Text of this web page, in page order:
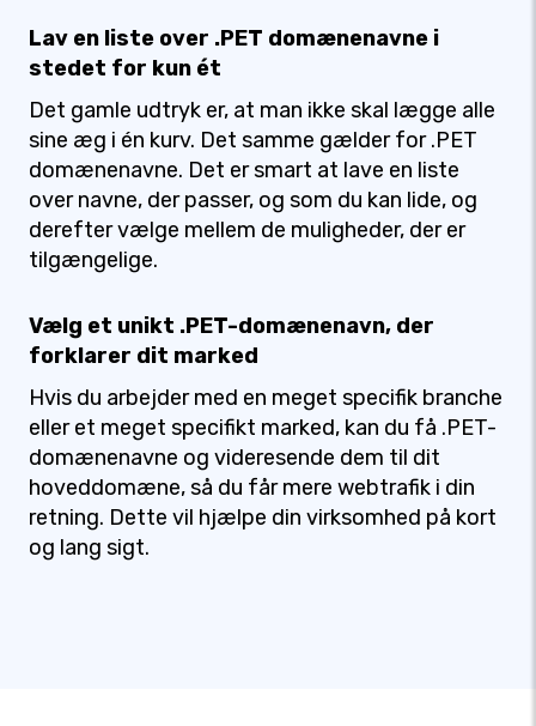
Lav en liste over .PET domænenavne i
stedet for kun ét
Det gamle udtryk er, at man ikke skal lægge alle
sine æg i én kurv. Det samme gælder for .PET
domænenavne. Det er smart at lave en liste
over navne, der passer, og som du kan lide, og
derefter vælge mellem de muligheder, der er
tilgængelige.
Vælg et unikt .PET-domænenavn, der
forklarer dit marked
Hvis du arbejder med en meget specifik branche
eller et meget specifikt marked, kan du få .PET-
domænenavne og videresende dem til dit
hoveddomæne, så du får mere webtrafik i din
retning. Dette vil hjælpe din virksomhed på kort
og lang sigt.